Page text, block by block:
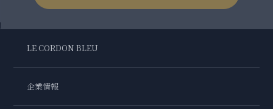
LE CORDON BLEU
企業情報